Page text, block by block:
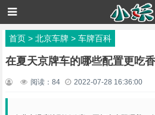
首页> 北京车牌> 车牌百科
在夏天京牌车的哪些配置更吃香
阅读： 84 2022-07-28 16:36:00